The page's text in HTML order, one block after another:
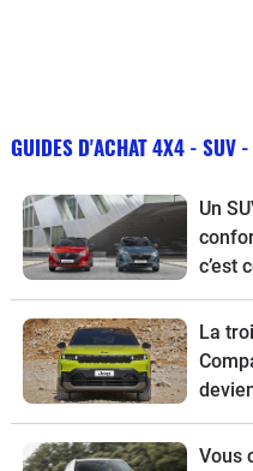
GUIDES D'ACHAT 4X4 - SUV -
Un
c’est
guide
La
tout
son
Vous